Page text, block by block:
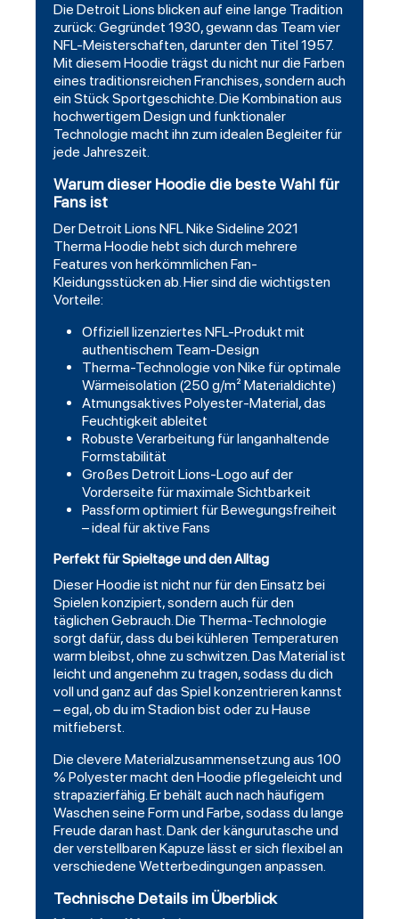
Die Detroit Lions blicken auf eine lange Tradition
zurück: Gegründet 1930, gewann das Team vier
NFL-Meisterschaften, darunter den Titel 1957.
Mit diesem Hoodie trägst du nicht nur die Farben
eines traditionsreichen Franchises, sondern auch
ein Stück Sportgeschichte. Die Kombination aus
hochwertigem Design und funktionaler
Technologie macht ihn zum idealen Begleiter für
jede Jahreszeit.
Warum dieser Hoodie die beste Wahl für
Fans ist
Der Detroit Lions NFL Nike Sideline 2021
Therma Hoodie hebt sich durch mehrere
Features von herkömmlichen Fan-
Kleidungsstücken ab. Hier sind die wichtigsten
Vorteile:
Offiziell lizenziertes NFL-Produkt mit
authentischem Team-Design
Therma-Technologie von Nike für optimale
Wärmeisolation (250 g/m² Materialdichte)
Atmungsaktives Polyester-Material, das
Feuchtigkeit ableitet
Robuste Verarbeitung für langanhaltende
Formstabilität
Großes Detroit Lions-Logo auf der
Vorderseite für maximale Sichtbarkeit
Passform optimiert für Bewegungsfreiheit
– ideal für aktive Fans
Perfekt für Spieltage und den Alltag
Dieser Hoodie ist nicht nur für den Einsatz bei
Spielen konzipiert, sondern auch für den
täglichen Gebrauch. Die Therma-Technologie
sorgt dafür, dass du bei kühleren Temperaturen
warm bleibst, ohne zu schwitzen. Das Material ist
leicht und angenehm zu tragen, sodass du dich
voll und ganz auf das Spiel konzentrieren kannst
– egal, ob du im Stadion bist oder zu Hause
mitfieberst.
Die clevere Materialzusammensetzung aus 100
% Polyester macht den Hoodie pflegeleicht und
strapazierfähig. Er behält auch nach häufigem
Waschen seine Form und Farbe, sodass du lange
Freude daran hast. Dank der kängurutasche und
der verstellbaren Kapuze lässt er sich flexibel an
verschiedene Wetterbedingungen anpassen.
Technische Details im Überblick